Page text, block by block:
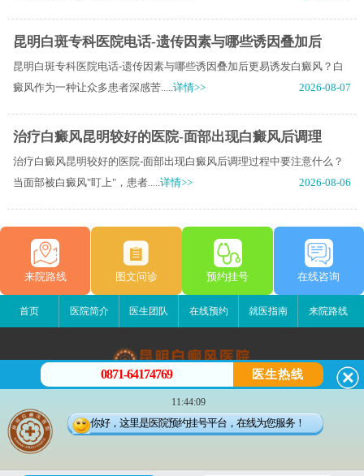
昆明白斑专科医院电话-遗传因素与哪些诱因叠加后
昆明白斑专科医院电话-遗传因素与哪些诱因叠加后更易诱发白癜风？白
癜风作为一种让众多患者深感苦.....详情>> 2026-08-07
治疗白癜风昆明较好的医院-面部出现白癜风后调理
治疗白癜风昆明较好的医院-面部出现白癜风后调理过程中要注意什么？
当面部被白癜风"盯上"，患者.....详情>> 2026-08-06
来院路线 图文问诊 预约挂号 在线咨询
首页 医院简介 医生团队 在线预约 就医指南 来院路线
昆明白癜风医院
昆明市五华区护国路2号
版权所有：昆明白癜风医院
滇公安备 53010202000563号
0871-64174769 医生热线
11:44:09
你好，这里是医院预约挂号平台，在线为您服务！